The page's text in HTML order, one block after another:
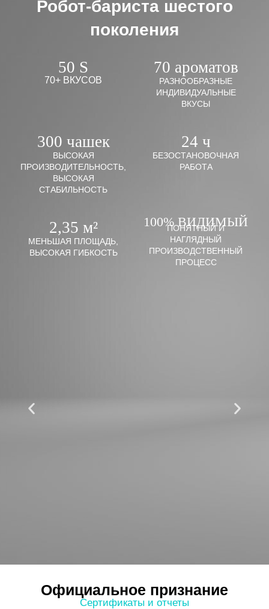
Робот-бариста шестого
поколения
50 S
70+ ВКУСОВ
70 ароматов
РАЗНООБРАЗНЫЕ
ИНДИВИДУАЛЬНЫЕ
ВКУСЫ
300 чашек
ВЫСОКАЯ
ПРОИЗВОДИТЕЛЬНОСТЬ,
ВЫСОКАЯ
СТАБИЛЬНОСТЬ
24 ч
БЕЗОСТАНОВОЧНАЯ
РАБОТА
2,35 м²
МЕНЬШАЯ ПЛОЩАДЬ,
ВЫСОКАЯ ГИБКОСТЬ
100% ВИДИМЫЙ
ПОНЯТНЫЙ И
НАГЛЯДНЫЙ
ПРОИЗВОДСТВЕННЫЙ
ПРОЦЕСС
Официальное признание
Сертификаты и отчеты